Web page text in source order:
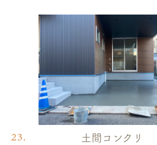
23. 土間コンクリ